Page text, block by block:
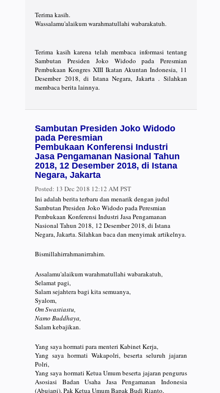
Terima kasih.
Wassalamu'alaikum warahmatullahi wabarakatuh.
Terima kasih karena telah membaca informasi tentang
Sambutan Presiden Joko Widodo pada Peresmian
Pembukaan Kongres XIII Ikatan Akuntan Indonesia, 11
Desember 2018, di Istana Negara, Jakarta . Silahkan
membaca berita lainnya.
Sambutan Presiden Joko Widodo
pada Peresmian
Pembukaan Konferensi Industri
Jasa Pengamanan Nasional Tahun
2018, 12 Desember 2018, di Istana
Negara, Jakarta
Posted: 13 Dec 2018 12:12 AM PST
Ini adalah berita terbaru dan menarik dengan judul
Sambutan Presiden Joko Widodo pada Peresmian
Pembukaan Konferensi Industri Jasa Pengamanan
Nasional Tahun 2018, 12 Desember 2018, di Istana
Negara, Jakarta. Silahkan baca dan menyimak artikelnya.
Bismillahirrahmanirrahim.
Assalamu'alaikum warahmatullahi wabarakatuh,
Selamat pagi,
Salam sejahtera bagi kita semuanya,
Syalom,
Om Swastiastu,
Namo Buddhaya,
Salam kebajikan.
Yang saya hormati para menteri Kabinet Kerja,
Yang saya hormati Wakapolri, beserta seluruh jajaran
Polri,
Yang saya hormati Ketua Umum beserta jajaran pengurus
Asosiasi Badan Usaha Jasa Pengamanan Indonesia
(Abujapi), Pak Ketua Umum Bapak Budi Rianto,